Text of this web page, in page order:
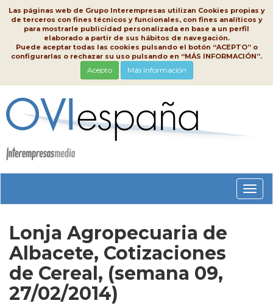
Las páginas web de Grupo Interempresas utilizan Cookies propias y
de terceros con fines técnicos y funcionales, con fines analíticos y
para mostrarle publicidad personalizada en base a un perfil
elaborado a partir de sus hábitos de navegación.
Puede aceptar todas las cookies pulsando el botón “ACEPTO” o
configurarlas o rechazar su uso pulsando en “MÁS INFORMACIÓN”.
Acepto Más información
Lonja Agropecuaria de
Albacete, Cotizaciones
de Cereal, (semana 09,
27/02/2014)